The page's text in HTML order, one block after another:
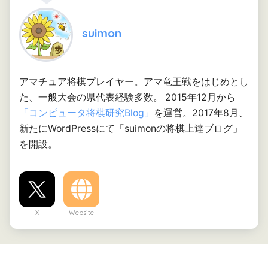
suimon
アマチュア将棋プレイヤー。アマ竜王戦をはじめとし
た、一般大会の県代表経験多数。 2015年12月から
「コンピュータ将棋研究Blog」 を運営。2017年8月、
新たにWordPressにて「suimonの将棋上達ブログ」
を開設。
X Website